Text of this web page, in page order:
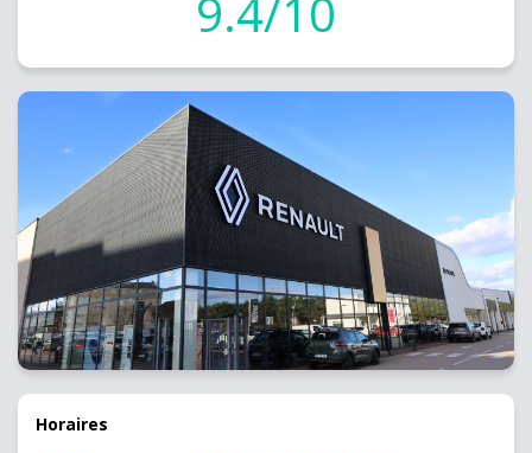
9.4/10
Horaires